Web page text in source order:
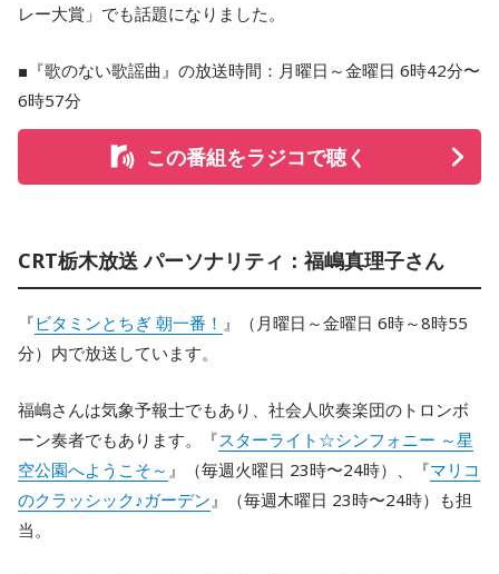
レー大賞」でも話題になりました。
■『歌のない歌謡曲』の放送時間：月曜日～金曜日 6時42分〜
6時57分
この番組をラジコで聴く
CRT栃木放送 パーソナリティ：福嶋真理子さん
『ビタミンとちぎ 朝一番！ 』（月曜日～金曜日 6時～8時55
分）内で放送しています。
福嶋さんは気象予報士でもあり、社会人吹奏楽団のトロンボ
ーン奏者でもあります。『スターライト☆シンフォニー ～星
空公園へようこそ～ 』（毎週火曜日 23時〜24時）、『マリコ
のクラッシック♪ガーデン』（毎週木曜日 23時〜24時）も担
当。